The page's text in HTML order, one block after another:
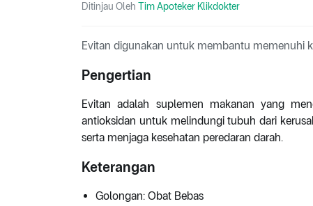
Ditinjau Oleh Tim Apoteker Klikdokter
Evitan digunakan untuk membantu memenuhi
Pengertian
Evitan adalah suplemen makanan yang
antioksidan untuk melindungi tubuh dari
serta menjaga kesehatan peredaran darah.
Keterangan
Golongan: Obat Bebas